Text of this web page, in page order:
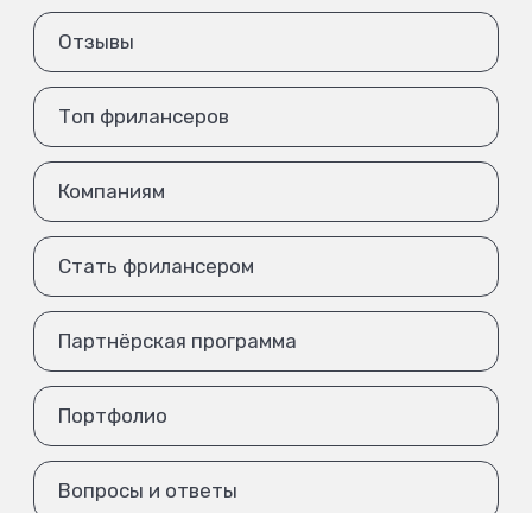
Отзывы
Топ фрилансеров
Компаниям
Стать фрилансером
Партнёрская программа
Портфолио
Вопросы и ответы